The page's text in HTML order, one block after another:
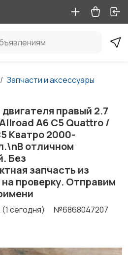
Запчасти и аксессуары
правый 2.7
A6 C5 Quattro /
Кватро 2000-
отличном
Без
запчасть из
проверку. Отправим
(1 сегодня) №6868047207